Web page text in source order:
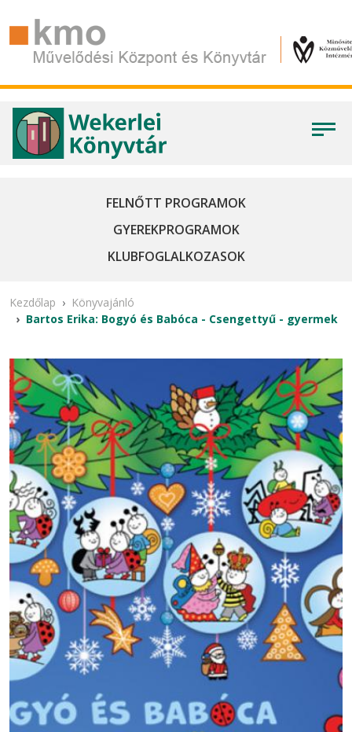
FELNŐTT PROGRAMOK
GYEREKPROGRAMOK
KLUBFOGLALKOZASOK
Kezdőlap
Könyvajánló
Bartos Erika: Bogyó és Babóca - Csengettyű - gyermek